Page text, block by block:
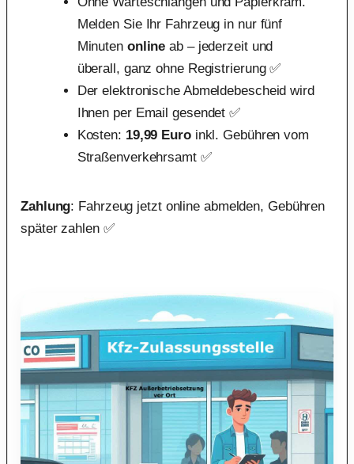
Melden Sie Ihr Fahrzeug in nur fünf
Minuten online ab – jederzeit und
überall, ganz ohne Registrierung ✅
Der elektronische Abmeldebescheid wird
Ihnen per Email gesendet ✅
Kosten: 19,99 Euroinkl. Gebühren vom
Straßenverkehrsamt ✅
Zahlung: Fahrzeug jetzt online abmelden, Gebühren
später zahlen ✅